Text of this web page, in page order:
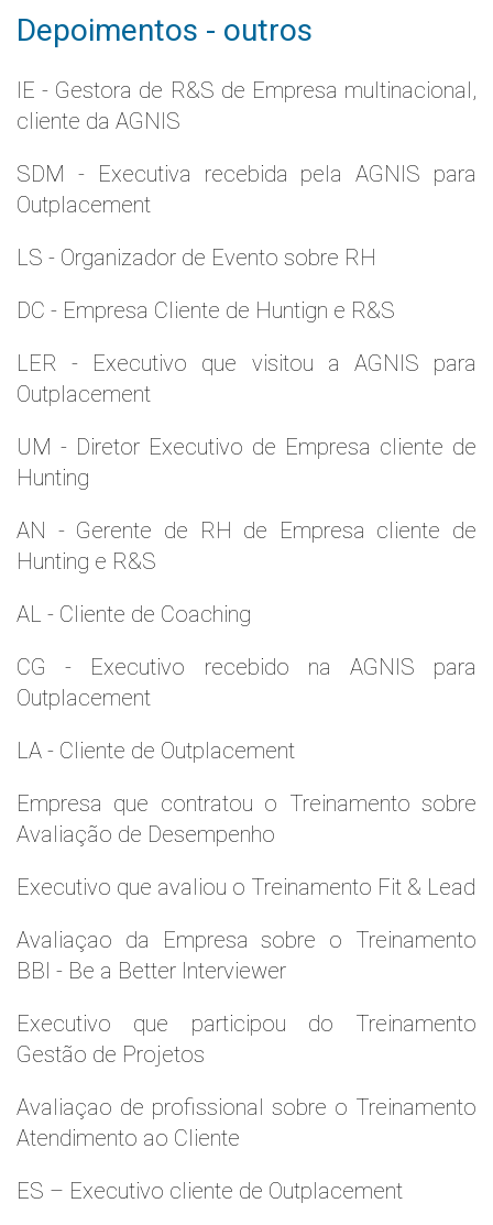
Depoimentos - outros
IE - Gestora de R&S de Empresa multinacional,
cliente da AGNIS
SDM - Executiva recebida pela AGNIS para
Outplacement
LS - Organizador de Evento sobre RH
DC - Empresa Cliente de Huntign e R&S
LER - Executivo que visitou a AGNIS para
Outplacement
UM - Diretor Executivo de Empresa cliente de
Hunting
AN - Gerente de RH de Empresa cliente de
Hunting e R&S
AL - Cliente de Coaching
CG - Executivo recebido na AGNIS para
Outplacement
LA - Cliente de Outplacement
Empresa que contratou o Treinamento sobre
Avaliação de Desempenho
Executivo que avaliou o Treinamento Fit & Lead
Avaliaçao da Empresa sobre o Treinamento
BBI - Be a Better Interviewer
Executivo que participou do Treinamento
Gestão de Projetos
Avaliaçao de profissional sobre o Treinamento
Atendimento ao Cliente
ES – Executivo cliente de Outplacement